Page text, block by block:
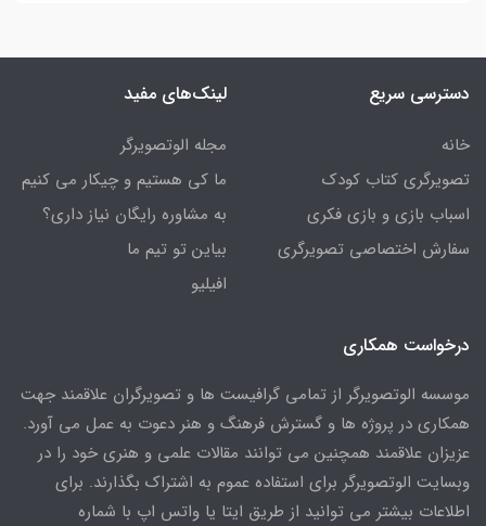
دسترسی سریع
خانه
تصویرگری کتاب کودک
اسباب بازی و بازی فکری
سفارش اختصاصی تصویرگری
لینک‌های مفید
مجله الوتصویرگر
ما کی هستیم و چیکار می کنیم
به مشاوره رایگان نیاز داری؟
بیاین تو تیم ما
افیلیو
درخواست همکاری
موسسه الوتصویرگر از تمامی گرافیست ها و تصویرگران علاقمند جهت
همکاری در پروژه ها و گسترش فرهنگ و هنر دعوت به عمل می آورد.
عزیزان علاقمند همچنین می توانند مقالات علمی و هنری خود را در
وبسایت الوتصویرگر برای استفاده عموم به اشتراک بگذارند. برای
اطلاعات بیشتر می توانید از طریق ایتا یا واتس اپ با شماره